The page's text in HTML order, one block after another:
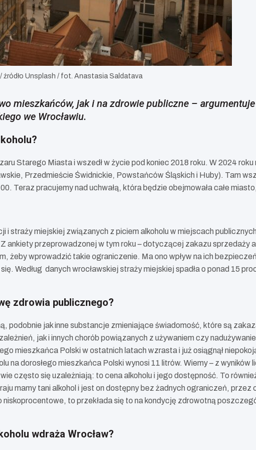
źródło Unsplash / fot. Anastasia Saldatava
mieszkańców, jak i na zdrowie publiczne –
we Wrocławiu.
Starego Miasta i wszedł w życie pod koniec 2018 roku. W 2024
Przedmieście Świdnickie, Powstańców Śląskich i Huby). Tam
Teraz pracujemy nad uchwałą, która będzie obejmowała całe
straży miejskiej związanych z piciem alkoholu w miejscach
przeprowadzonej w tym roku – dotyczącej zakazu sprzedaży
żeby wprowadzić takie ograniczenie. Ma ono wpływ na ich
Według danych wrocławskiej straży miejskiej spadła o ponad 15
zdrowia publicznego?
jak inne substancje zmieniające świadomość, które są
jak i innych chorób powiązanych z używaniem czy
mieszkańca Polski w ostatnich latach wzrasta i już osiągnął
dorosłego mieszkańca Polski wynosi 11 litrów. Wiemy – z wyników
często się uzależniają: to cena alkoholu i jego dostępność. To
mamy tani alkohol i jest on dostępny bez żadnych ograniczeń, przez
to przekłada się to na kondycję zdrowotną
wdraża Wrocław?